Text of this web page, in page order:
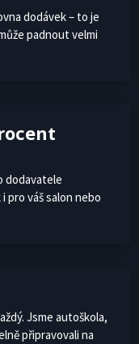
dodávek – to je
padnout velmi
dodavatele
pro váš salon nebo
Jsme autoškola,
připravovali na